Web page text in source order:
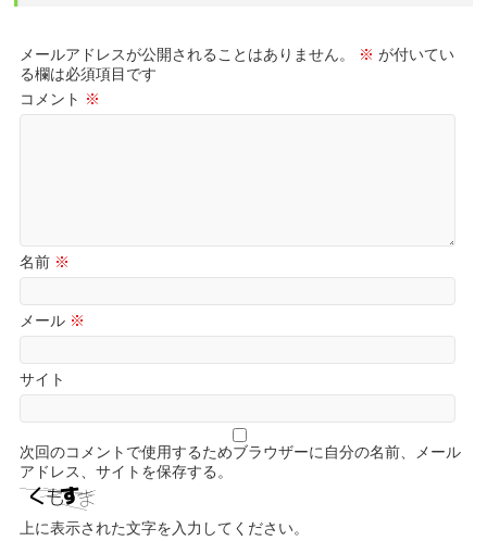
メールアドレスが公開されることはありません。 ※ が付いてい
る欄は必須項目です
コメント ※
名前 ※
メール ※
サイト
次回のコメントで使用するためブラウザーに自分の名前、メール
アドレス、サイトを保存する。
上に表示された文字を入力してください。